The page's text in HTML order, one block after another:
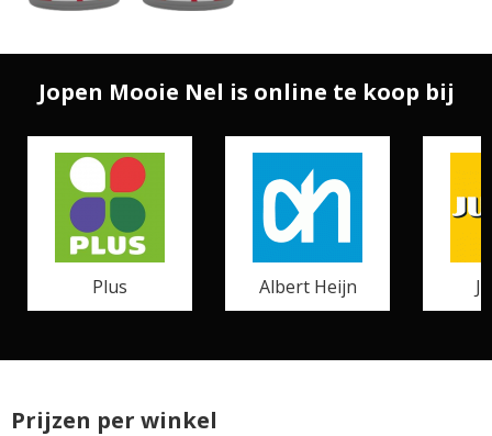
Jopen Mooie Nel is online te koop bij
Plus Albert Heijn
Prijzen per winkel